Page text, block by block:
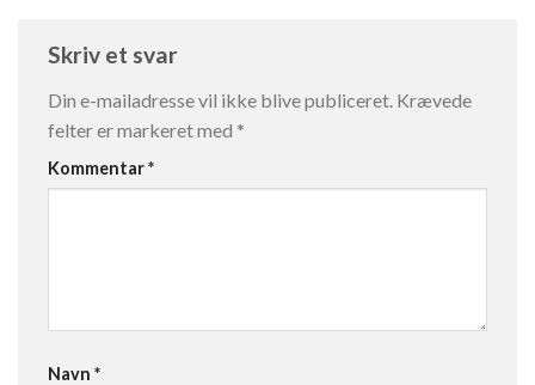
Skriv et svar
Din e-mailadresse vil ikke blive publiceret. Krævede
felter er markeret med *
Kommentar*
Navn *